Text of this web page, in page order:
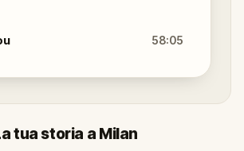
58:05
tua storia a Milan